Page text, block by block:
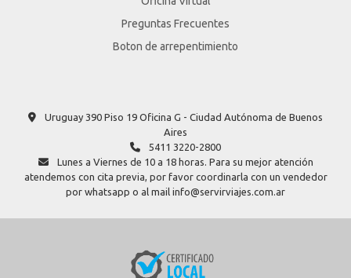
Preguntas Frecuentes
Boton de arrepentimiento
Uruguay 390 Piso 19 Oficina G - Ciudad Autónoma de Buenos
Aires
5411 3220-2800
Lunes a Viernes de 10 a 18 horas. Para su mejor atención
atendemos con cita previa, por favor coordinarla con un vendedor
por whatsapp o al mail info@servirviajes.com.ar